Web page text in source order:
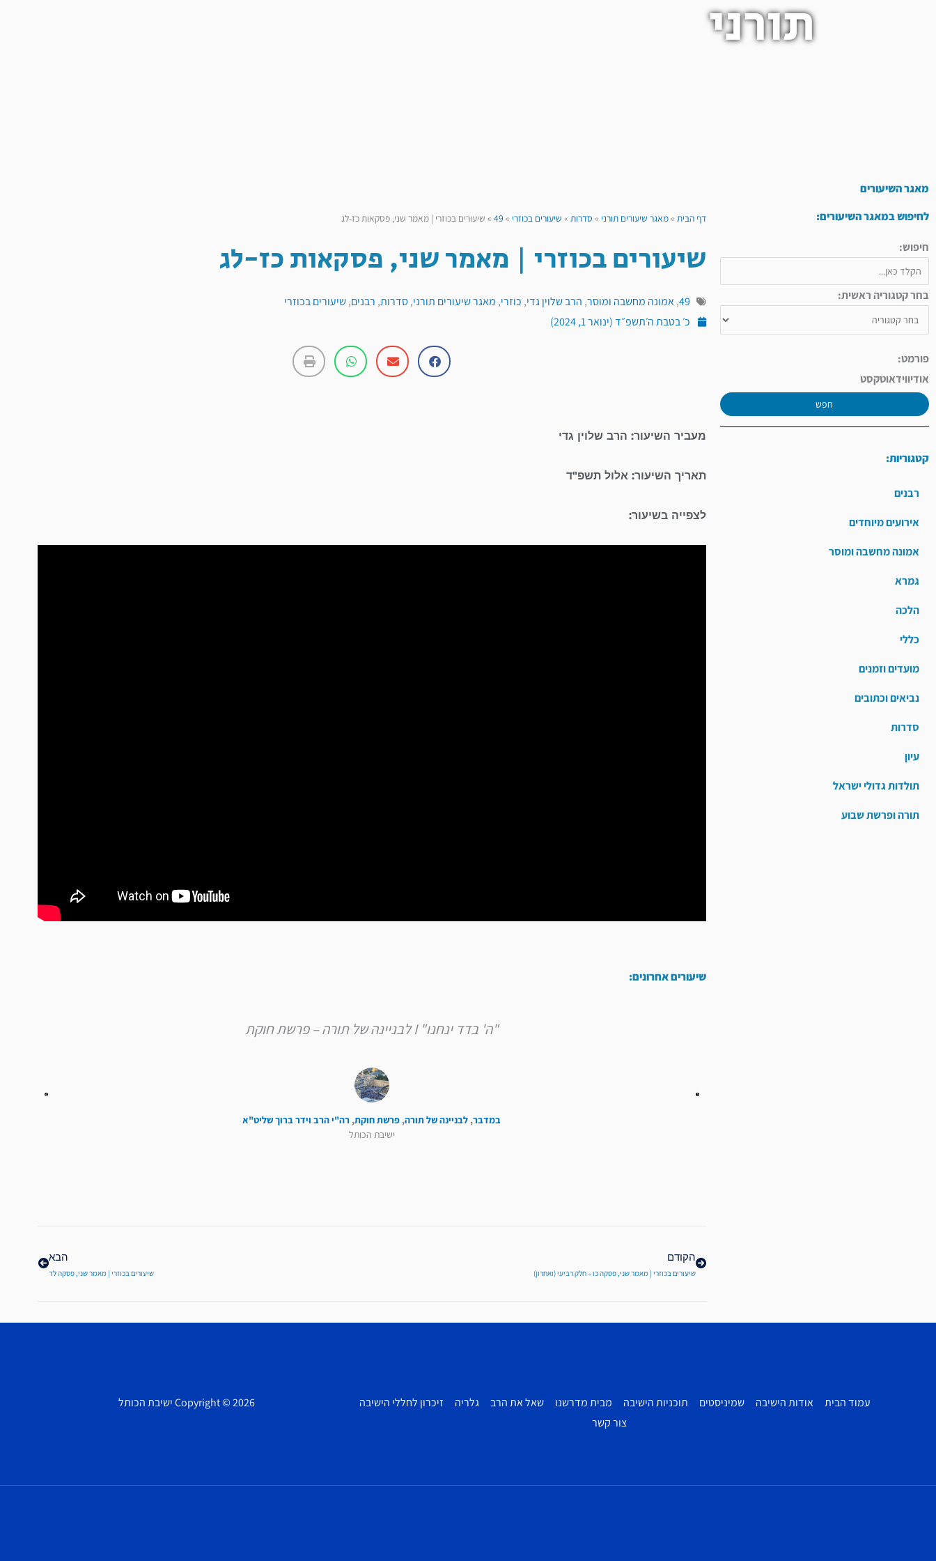
תורני
מאגר השיעורים
לחיפוש במאגר השיעורים:
חיפוש:
בחר קטגוריה ראשית:
פורמט:
אודיווידאוטקסט
חפש
קטגוריות:
רבנים
אירועים מיוחדים
אמונה מחשבה ומוסר
גמרא
הלכה
כללי
מועדים וזמנים
נביאים וכתובים
סדרות
עיון
תולדות גדולי ישראל
תורה ופרשת שבוע
דף הבית »מאגר שיעורים תורני » סדרות » שיעורים בכוזרי »
49
» שיעורים בכוזרי | מאמר שני, פסקאות כז-לג
שיעורים בכוזרי | מאמר שני, פסקאות כז-לג
49
,אמונה מחשבה ומוסר, הרב שלוין גדי, כוזרי, מאגר שיעורים תורני,סדרות, רבנים,שיעורים בכוזרי
כ׳ בטבת ה׳תשפ״ד (ינואר 1, 2024)
מעביר השיעור: הרב שלוין גדי
תאריך השיעור: אלול תשפ"ד
לצפייה בשיעור:
שיעורים אחרונים:
"ה' בדד ינחנו" I לבניינה של תורה – פרשת חוקת
במדבר, לבניינה של תורה, פרשת חוקת, רה"י הרב וידר ברוך שליט"א
ישיבת הכותל
הקודם
שיעורים בכוזרי | מאמר שני, פסקה כו – חלק רביעי (ואחרון)
הבא
שיעורים בכוזרי | מאמר שני, פסקה לד
עמוד הבית אודות הישיבה שמיניסטים תוכניות הישיבה מבית מדרשנו שאל את הרב גלריה
זיכרון לחללי הישיבה
צור קשר
Copyright © 2026 ישיבת הכותל